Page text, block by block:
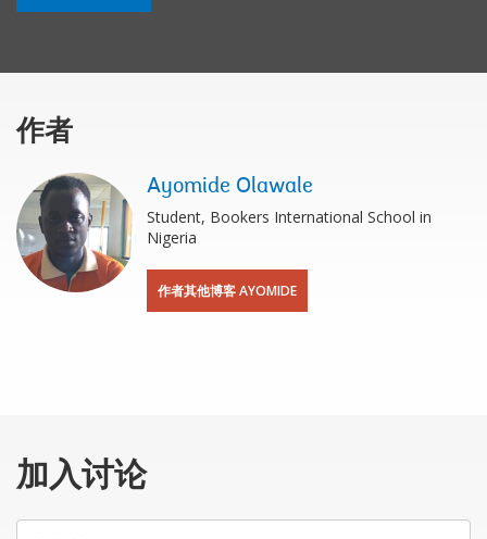
作者
Ayomide Olawale
Student, Bookers International School in
Nigeria
作者其他博客 AYOMIDE
加入讨论